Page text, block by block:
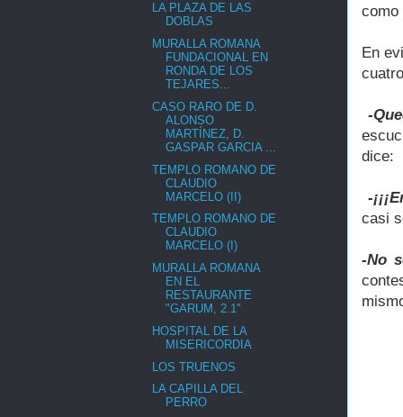
como
En
-
dice:
-
casi
-No
LA PLAZA DE LAS
DOBLAS
MURALLA ROMANA
FUNDACIONAL EN
RONDA DE LOS
TEJARES...
CASO RARO DE D.
ALONSO
MARTÍNEZ, D.
GASPAR GARCIA ...
TEMPLO ROMANO DE
CLAUDIO
MARCELO (II)
TEMPLO ROMANO DE
CLAUDIO
MARCELO (I)
MURALLA ROMANA
EN EL
RESTAURANTE
"GARUM, 2.1"
HOSPITAL DE LA
MISERICORDIA
LOS TRUENOS
LA CAPILLA DEL
PERRO